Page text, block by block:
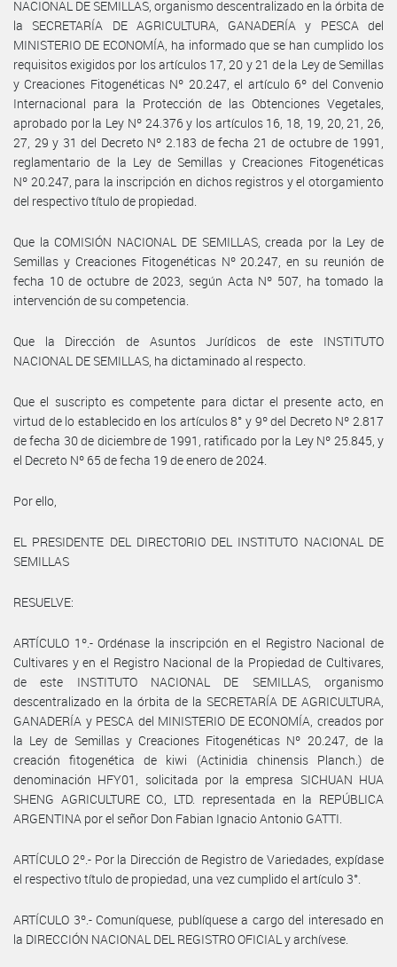
NACIONAL DE SEMILLAS, organismo descentralizado en la órbita de
la SECRETARÍA DE AGRICULTURA, GANADERÍA y PESCA del
MINISTERIO DE ECONOMÍA, ha informado que se han cumplido los
requisitos exigidos por los artículos 17, 20 y 21 de la Ley de Semillas
y Creaciones Fitogenéticas Nº 20.247, el artículo 6º del Convenio
Internacional para la Protección de las Obtenciones Vegetales,
aprobado por la Ley Nº 24.376 y los artículos 16, 18, 19, 20, 21, 26,
27, 29 y 31 del Decreto Nº 2.183 de fecha 21 de octubre de 1991,
reglamentario de la Ley de Semillas y Creaciones Fitogenéticas
Nº 20.247, para la inscripción en dichos registros y el otorgamiento
del respectivo título de propiedad.
Que la COMISIÓN NACIONAL DE SEMILLAS, creada por la Ley de
Semillas y Creaciones Fitogenéticas Nº 20.247, en su reunión de
fecha 10 de octubre de 2023, según Acta Nº 507, ha tomado la
intervención de su competencia.
Que la Dirección de Asuntos Jurídicos de este INSTITUTO
NACIONAL DE SEMILLAS, ha dictaminado al respecto.
Que el suscripto es competente para dictar el presente acto, en
virtud de lo establecido en los artículos 8° y 9º del Decreto Nº 2.817
de fecha 30 de diciembre de 1991, ratificado por la Ley Nº 25.845, y
el Decreto Nº 65 de fecha 19 de enero de 2024.
Por ello,
EL PRESIDENTE DEL DIRECTORIO DEL INSTITUTO NACIONAL DE
SEMILLAS
RESUELVE:
ARTÍCULO 1º.- Ordénase la inscripción en el Registro Nacional de
Cultivares y en el Registro Nacional de la Propiedad de Cultivares,
de este INSTITUTO NACIONAL DE SEMILLAS, organismo
descentralizado en la órbita de la SECRETARÍA DE AGRICULTURA,
GANADERÍA y PESCA del MINISTERIO DE ECONOMÍA, creados por
la Ley de Semillas y Creaciones Fitogenéticas Nº 20.247, de la
creación fitogenética de kiwi (Actinidia chinensis Planch.) de
denominación HFY01, solicitada por la empresa SICHUAN HUA
SHENG AGRICULTURE CO., LTD. representada en la REPÚBLICA
ARGENTINA por el señor Don Fabian Ignacio Antonio GATTI.
ARTÍCULO 2º.- Por la Dirección de Registro de Variedades, expídase
el respectivo título de propiedad, una vez cumplido el artículo 3°.
ARTÍCULO 3º.- Comuníquese, publíquese a cargo del interesado en
la DIRECCIÓN NACIONAL DEL REGISTRO OFICIAL y archívese.